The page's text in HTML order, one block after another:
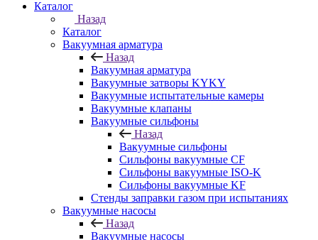
Каталог
Назад
Каталог
Вакуумная арматура
Назад
Вакуумная арматура
Вакуумные затворы KYKY
Вакуумные испытательные камеры
Вакуумные клапаны
Вакуумные сильфоны
Назад
Вакуумные сильфоны
Сильфоны вакуумные CF
Сильфоны вакуумные ISO-K
Сильфоны вакуумные KF
Стенды заправки газом при испытаниях
Вакуумные насосы
Назад
Вакуумные насосы